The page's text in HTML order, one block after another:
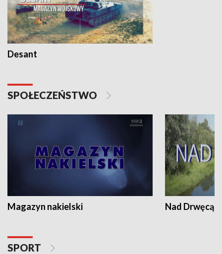
Desant
SPOŁECZEŃSTWO
Magazyn nakielski Nad Drwęcą
SPORT